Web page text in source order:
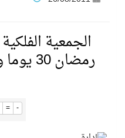
الجمعية
رمضان 30 يوما وعيد الفطر الأربعاء
= -